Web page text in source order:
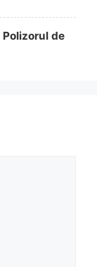
Polizorul de